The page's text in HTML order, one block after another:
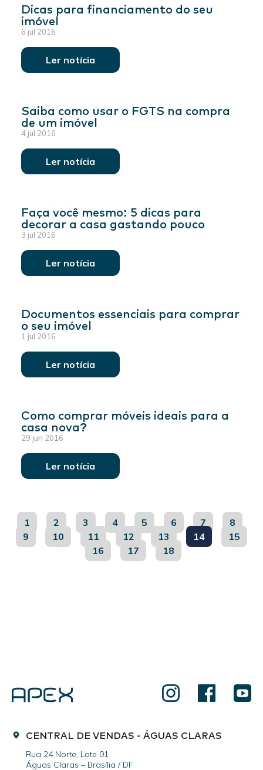
Dicas para financiamento do seu
imóvel
6 jul 2016
Ler notícia
Saiba como usar o FGTS na compra
de um imóvel
4 jul 2016
Ler notícia
Faça você mesmo: 5 dicas para
decorar a casa gastando pouco
3 jul 2016
Ler notícia
Documentos essenciais para comprar
o seu imóvel
1 jul 2016
Ler notícia
Como comprar móveis ideais para a
casa nova?
29 jun 2016
Ler notícia
1 2 3 4 5 6 7
8
9
10 11 12 13 14
15
16
17 18
CENTRAL DE VENDAS - ÁGUAS CLARAS
Rua 24 Norte, Lote 01
Águas Claras – Brasília / DF